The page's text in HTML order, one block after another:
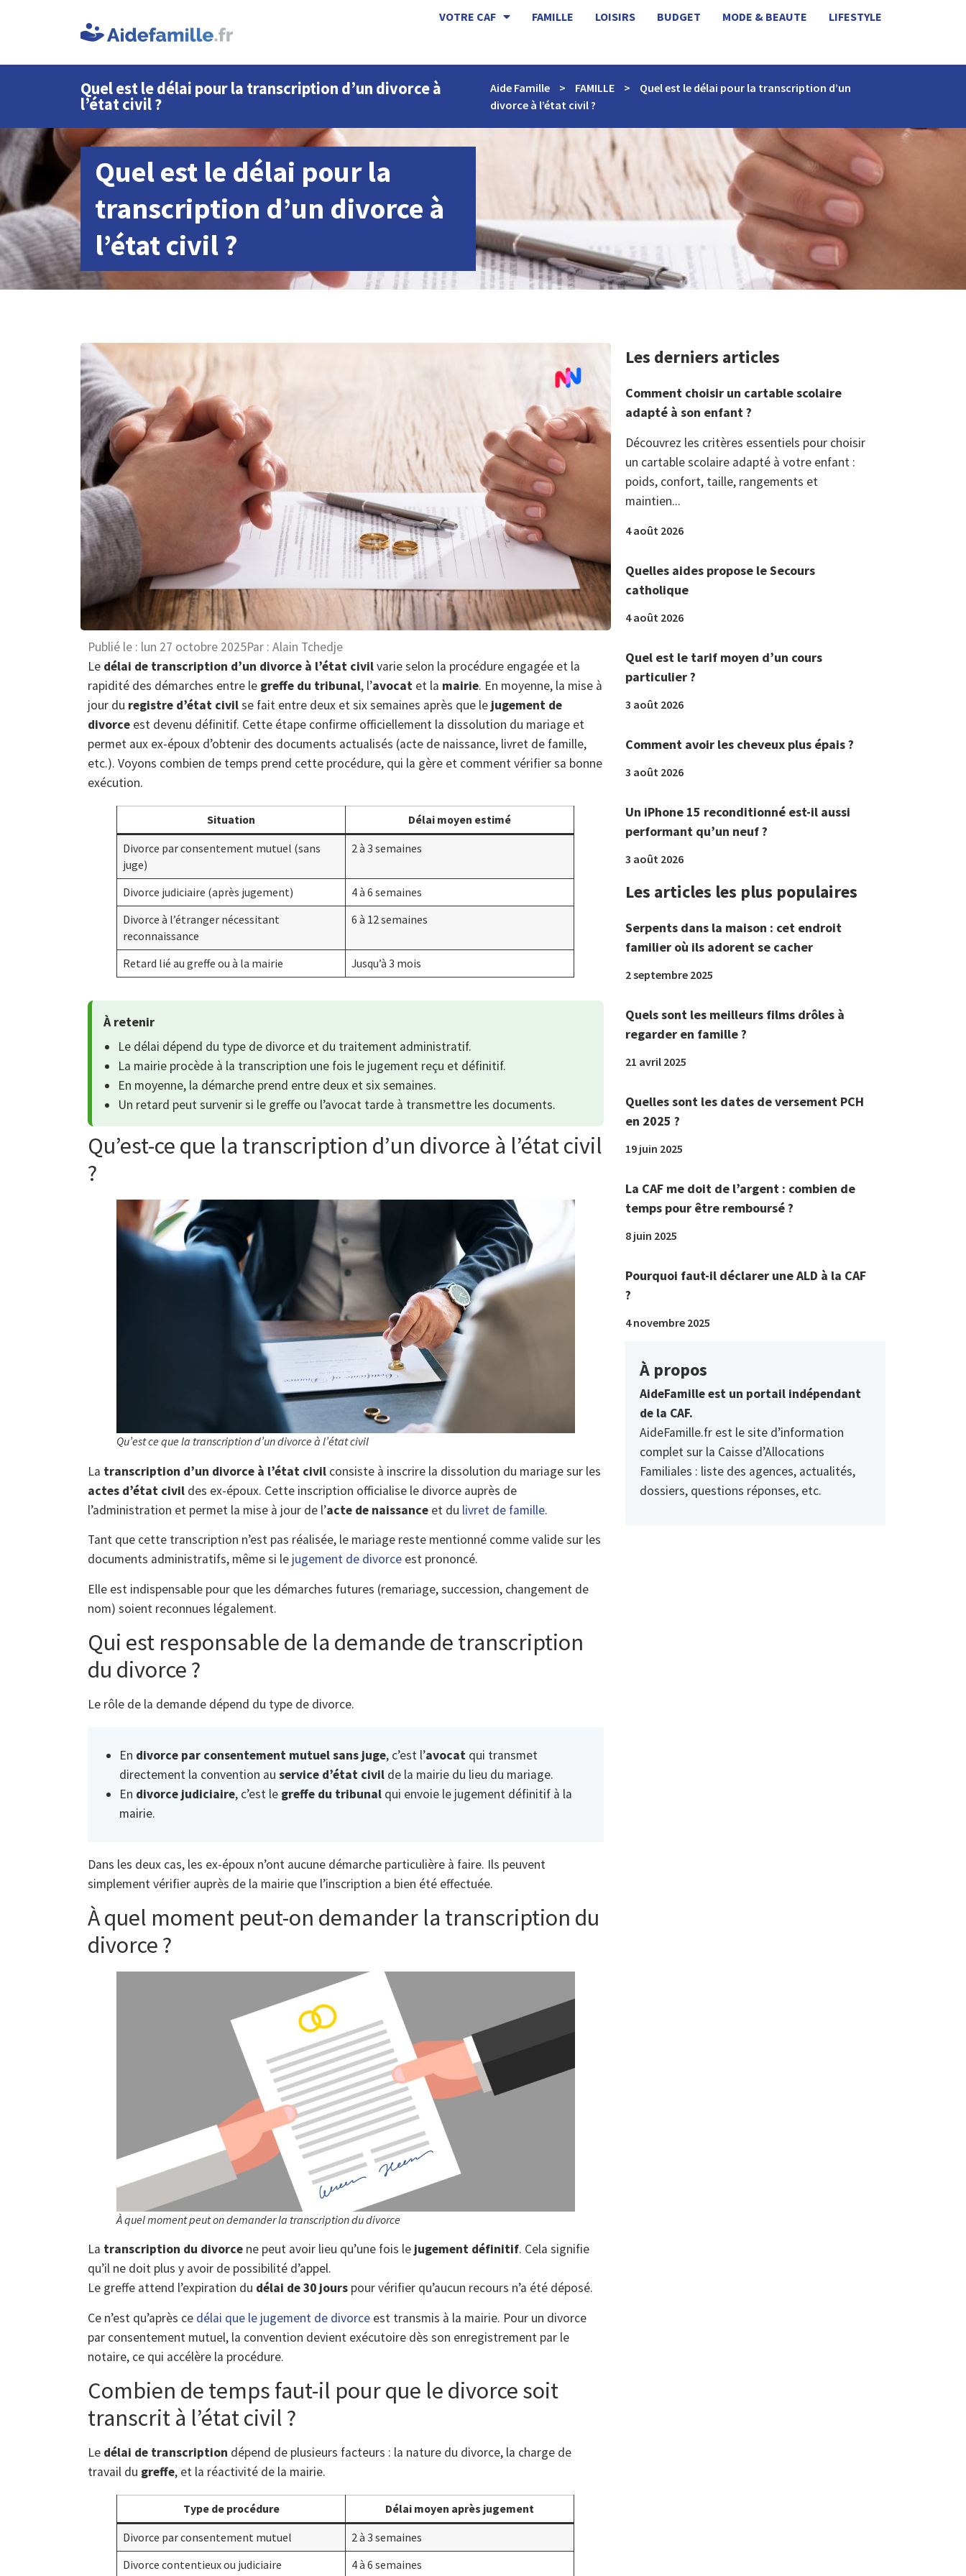
VOTRE CAF FAMILLE LOISIRS BUDGET MODE & BEAUTE LIFESTYLE
Quel est le délai pour la transcription d’un divorce à
l’état civil ?
Aide Famille > FAMILLE >
Quel est le délai pour la transcription d’un
divorce à l’état civil ?
Quel est le délai pour la
transcription d’un divorce à
l’état civil ?
Publié le : lun 27 octobre 2025Par : Alain Tchedje
Le délai de transcription d’un divorce à l’état civilvarie selon la procédure engagée et la
rapidité des démarches entre le greffe du tribunal, l’avocat et la mairie. En moyenne, la mise à
jour du registre d’état civilse fait entre deux et six semaines après que le jugement de
divorce est devenu définitif. Cette étape confirme officiellement la dissolution du mariage et
permet aux ex-époux d’obtenir des documents actualisés (acte de naissance, livret de famille,
etc.). Voyons combien de temps prend cette procédure, qui la gère et comment vérifier sa bonne
exécution.
Situation
Délai moyen estimé
Divorce par consentement mutuel (sans
juge)
2 à 3 semaines
Divorce judiciaire (après jugement)
4 à 6 semaines
Divorce à l’étranger nécessitant
reconnaissance
6 à 12 semaines
Retard lié au greffe ou à la mairie Jusqu’à 3 mois
À retenir
Le délai dépend du type de divorce et du traitement administratif.
La mairie procède à la transcription une fois le jugement reçu et définitif.
En moyenne, la démarche prend entre deux et six semaines.
Un retard peut survenir si le greffe ou l’avocat tarde à transmettre les documents.
Qu’est-ce que la transcription d’un divorce à l’état civil
?
Qu’est ce que la transcription d’un divorce à l’état civil
La transcription d’un divorce à l’état civil consiste à inscrire la dissolution du mariage sur les
actes d’état civil des ex-époux. Cette inscription officialise le divorce auprès de
l’administration et permet la mise à jour de l’acte de naissance et du livret de famille.
Tant que cette transcription n’est pas réalisée, le mariage reste mentionné comme valide sur les
documents administratifs, même si le jugement de divorce est prononcé.
Elle est indispensable pour que les démarches futures (remariage, succession, changement de
nom) soient reconnues légalement.
Qui est responsable de la demande de transcription
du divorce ?
Le rôle de la demande dépend du type de divorce.
En divorce par consentement mutuel sans juge, c’est l’avocat qui transmet
directement la convention au service d’état civil de la mairie du lieu du mariage.
En divorce judiciaire, c’est le greffe du tribunal qui envoie le jugement définitif à la
mairie.
Dans les deux cas, les ex-époux n’ont aucune démarche particulière à faire. Ils peuvent
simplement vérifier auprès de la mairie que l’inscription a bien été effectuée.
À quel moment peut-on demander la transcription du
divorce ?
À quel moment peut on demander la transcription du divorce
La transcription du divorce ne peut avoir lieu qu’une fois le jugement définitif. Cela signifie
qu’il ne doit plus y avoir de possibilité d’appel.
Le greffe attend l’expiration du délai de 30 jours pour vérifier qu’aucun recours n’a été déposé.
Ce n’est qu’après ce délai que le jugement de divorce est transmis à la mairie. Pour un divorce
par consentement mutuel, la convention devient exécutoire dès son enregistrement par le
notaire, ce qui accélère la procédure.
Combien de temps faut-il pour que le divorce soit
transcrit à l’état civil ?
Le délai de transcription dépend de plusieurs facteurs : la nature du divorce, la charge de
travail du greffe, et la réactivité de la mairie.
Type de procédure
Délai moyen après jugement
Divorce par consentement mutuel
2 à 3 semaines
Divorce contentieux ou judiciaire
4 à 6 semaines
Les derniers articles
Comment choisir un cartable scolaire
adapté à son enfant ?
Découvrez les critères essentiels pour choisir
un cartable scolaire adapté à votre enfant :
poids, confort, taille, rangements et
maintien...
4 août 2026
Quelles aides propose le Secours
catholique
4 août 2026
Quel est le tarif moyen d’un cours
particulier ?
3 août 2026
Comment avoir les cheveux plus épais ?
3 août 2026
Un iPhone 15 reconditionné est-il aussi
performant qu’un neuf ?
3 août 2026
Les articles les plus populaires
Serpents dans la maison : cet endroit
familier où ils adorent se cacher
2 septembre 2025
Quels sont les meilleurs films drôles à
regarder en famille ?
21 avril 2025
Quelles sont les dates de versement PCH
en 2025 ?
19 juin 2025
La CAF me doit de l’argent : combien de
temps pour être remboursé ?
8 juin 2025
Pourquoi faut-il déclarer une ALD à la CAF
?
4 novembre 2025
À propos
AideFamille est un portail indépendant
de la CAF.
AideFamille.fr est le site d’information
complet sur la Caisse d’Allocations
Familiales : liste des agences, actualités,
dossiers, questions réponses, etc.